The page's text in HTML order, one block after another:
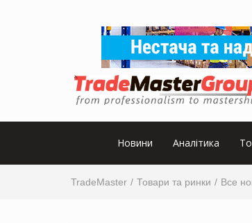
Новини Аналітика
TradeMaster Товари та ринки Все